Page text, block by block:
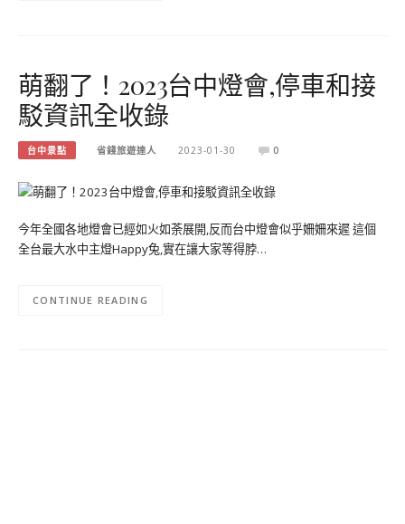
萌翻了！2023台中燈會,停車和接
駁資訊全收錄
台中景點 省錢旅遊達人 2023-01-30 0
今年全國各地燈會已經如火如荼展開,反而台中燈會似乎姍姍來遲 這個
全台最大水中主燈Happy兔,實在讓大家等得脖…
CONTINUE READING